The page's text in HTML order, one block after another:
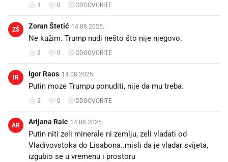
3 0 ODGOVORITE
ZŠ Zoran Štetić 14.08.2025.
Ne kužim. Trump nudi nešto što nije njegovo.
2 0 ODGOVORITE
IR Igor Raos 14.08.2025.
Putin moze Trumpu ponuditi, nije da mu treba.
2 0 ODGOVORITE
AR Arijana Raic 14.08.2025.
Putin niti zeli minerale ni zemlju, zeli vladati od
Vladivovstoka do Lisabona..misli da je vladar svijeta,
izgubio se u vremenu i prostoru